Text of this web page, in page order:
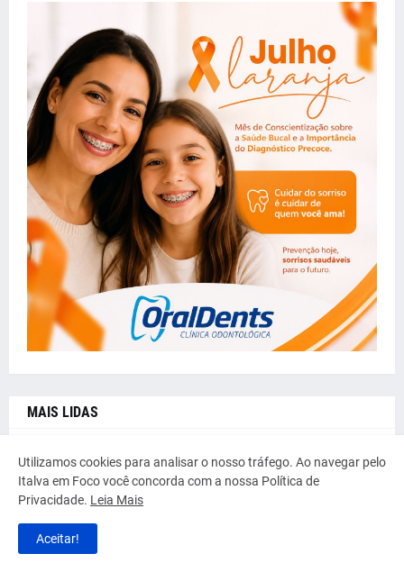
MAIS LIDAS
Utilizamos cookies para analisar o nosso tráfego. Ao navegar pelo
Italva em Foco você concorda com a nossa Política de
Privacidade. Leia Mais
Aceitar!